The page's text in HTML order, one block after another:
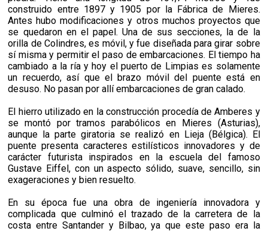
construido entre 1897 y 1905 por la Fábrica de Mieres.
Antes hubo modificaciones y otros muchos proyectos que
se quedaron en el papel. Una de sus secciones, la de la
orilla de Colindres, es móvil, y fue diseñada para girar sobre
sí misma y permitir el paso de embarcaciones. El tiempo ha
cambiado a la ría y hoy el puerto de Limpias es solamente
un recuerdo, así que el brazo móvil del puente está en
desuso. No pasan por allí embarcaciones de gran calado.
El hierro utilizado en la construcción procedía de Amberes y
se montó por tramos parabólicos en Mieres (Asturias),
aunque la parte giratoria se realizó en Lieja (Bélgica). El
puente presenta caracteres estilísticos innovadores y de
carácter futurista inspirados en la escuela del famoso
Gustave Eiffel, con un aspecto sólido, suave, sencillo, sin
exageraciones y bien resuelto.
En su época fue una obra de ingeniería innovadora y
complicada que culminó el trazado de la carretera de la
costa entre Santander y Bilbao, ya que este paso era la